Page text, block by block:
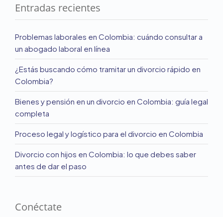
Entradas recientes
Problemas laborales en Colombia: cuándo consultar a
un abogado laboral en línea
¿Estás buscando cómo tramitar un divorcio rápido en
Colombia?
Bienes y pensión en un divorcio en Colombia: guía legal
completa
Proceso legal y logístico para el divorcio en Colombia
Divorcio con hijos en Colombia: lo que debes saber
antes de dar el paso
Conéctate